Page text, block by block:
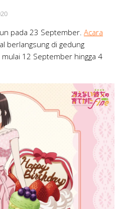
pada 23 September. Acara
berlangsung di gedung
12 September hingga 4